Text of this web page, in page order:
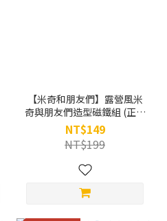
【米奇和朋友們】露營風米
奇與朋友們造型磁鐵組 (正版
授權)
NT$149
NT$199